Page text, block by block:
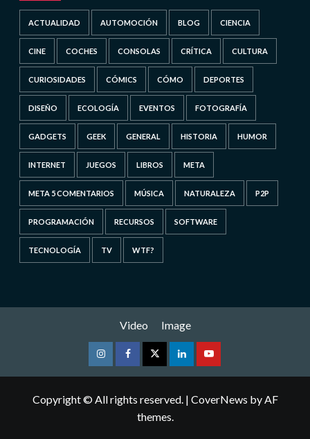
ACTUALIDAD AUTOMOCIÓN BLOG CIENCIA
CINE COCHES CONSOLAS CRÍTICA CULTURA
CURIOSIDADES CÓMICS CÓMO DEPORTES
DISEÑO ECOLOGÍA EVENTOS FOTOGRAFÍA
GADGETS GEEK GENERAL HISTORIA HUMOR
INTERNET JUEGOS LIBROS META
META 5 COMENTARIOS MÚSICA NATURALEZA P2P
PROGRAMACIÓN RECURSOS SOFTWARE
TECNOLOGÍA TV WTF?
Video Image
InstagramFacebookTwitterLinkedinYoutube
Copyright © All rights reserved. | CoverNews by AF
themes.